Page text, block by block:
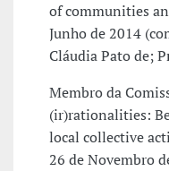
of communities
Junho de 2014
Cláudia Pato de;
Membro da
(ir)rationalities:
local collective
26 de Novembro